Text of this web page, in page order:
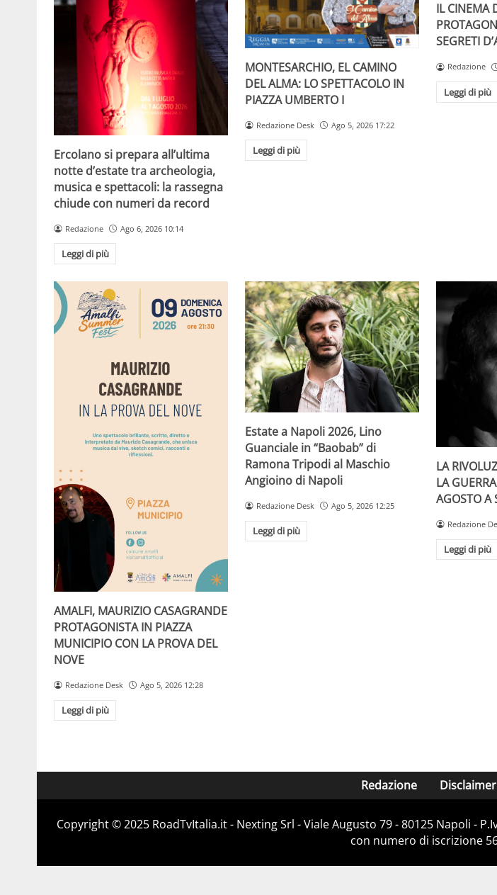
Ercolano si prepara all’ultima
notte d’estate tra archeologia,
musica e spettacoli: la rassegna
chiude con numeri da record
Redazione Ago 6, 2026 10:14
Leggi di più
MONTESARCHIO, EL CAMINO
DEL ALMA: LO SPETTACOLO IN
PIAZZA UMBERTO I
Redazione Desk Ago 5, 2026 17:22
Leggi di più
IL CINEMA
SEGRETI
Redazione
Leggi di più
AMALFI, MAURIZIO CASAGRANDE
PROTAGONISTA IN PIAZZA
MUNICIPIO CON LA PROVA DEL
NOVE
Redazione Desk Ago 5, 2026 12:28
Leggi di più
Estate a Napoli 2026, Lino
Guanciale in “Baobab” di
Ramona Tripodi al Maschio
Angioino di Napoli
Redazione Desk Ago 5, 2026 12:25
Leggi di più
LA
LA
AGOSTO A
Redazione
Leggi di più
Redazione Disclaimer
Copyright ©️ 2025 RoadTvItalia.it - Nexting Srl - Viale Augusto 79 - 80125 Napoli -
con numero di iscrizione